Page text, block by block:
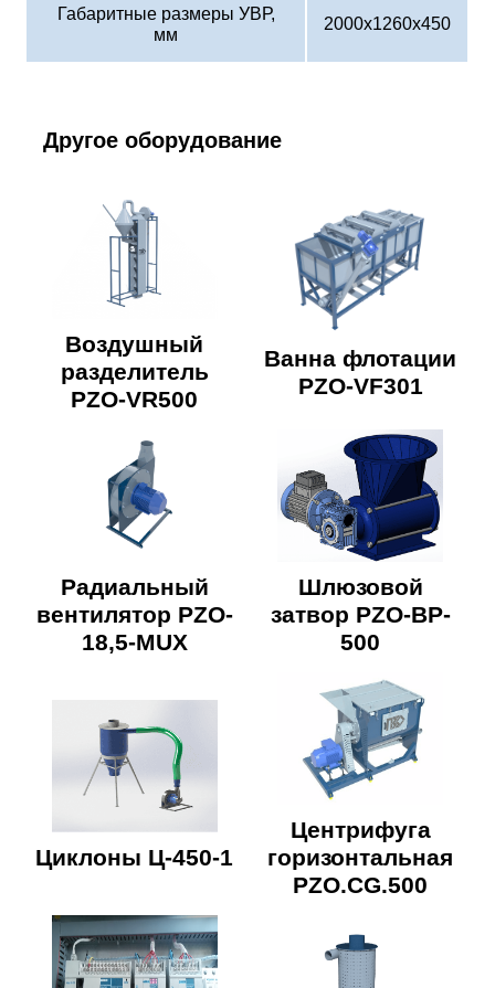
Габаритные размеры УВР,
мм
2000x1260x450
Другое оборудование
Воздушный
разделитель
PZO-VR500
Ванна флотации
PZO-VF301
Радиальный
вентилятор PZO-
18,5-MUX
Шлюзовой
затвор PZO-BP-
500
Циклоны Ц-450-1
Центрифуга
горизонтальная
PZO.CG.500